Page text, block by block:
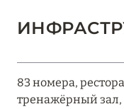
83 номера,
тренажёрный зал,